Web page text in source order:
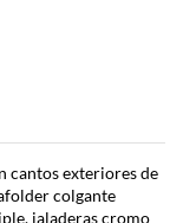
cantos exteriores de
colgante
jaladeras cromo